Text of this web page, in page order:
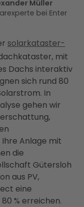
Müller
bei Enter
solarkataster-
mit
Dachs interaktiv
sich rund 80
In
gehen wir
Anlage mit
die
Gütersloh
aus PV,
eine
% erreichen.